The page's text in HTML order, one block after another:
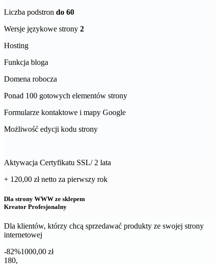
Liczba podstron do 60
Wersje językowe strony 2
Hosting
Funkcja bloga
Domena robocza
Ponad 100 gotowych elementów strony
Formularze kontaktowe i mapy Google
Możliwość edycji kodu strony
Aktywacja Certyfikatu SSL/ 2 lata
+ 120,00 złnetto za pierwszy rok
Dla strony WWW ze sklepem
Kreator Profesjonalny
Dla klientów, którzy chcą sprzedawać produkty ze swojej strony
internetowej
-82%1000,00 zł
180,00 zł netto za pierwszy rok
180,